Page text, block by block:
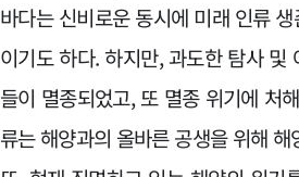
바다는 신비로운 동시에 미래 인류
이기도 하다. 하지만, 과도한 탐사 및
들이 멸종되었고, 또 멸종 위기에 처
류는 해양과의 올바른 공생을 위해